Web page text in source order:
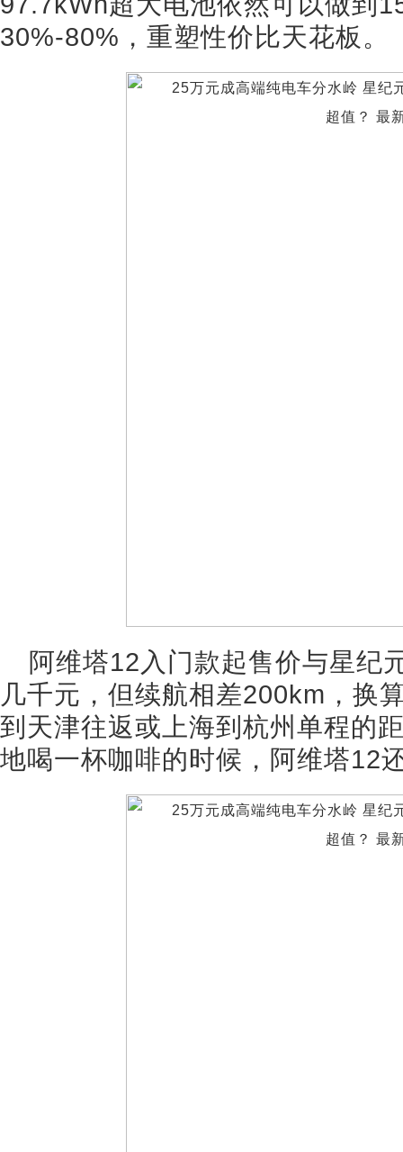
30%-80%，重塑性价比天花板。
阿维塔12入门款起售价与星纪
几千元，但续航相差200km，换
到天津往返或上海到杭州单程的
地喝一杯咖啡的时候，阿维塔12